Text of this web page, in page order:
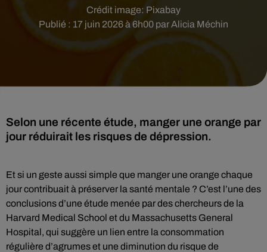
Publié : 17 juin 2026 à 6h00 par Alicia Méchin
Crédit image: Pixabay
Selon une récente étude, manger une orange par
jour réduirait les risques de dépression.
Et si un geste aussi simple que manger une orange chaque
jour contribuait à préserver la santé mentale ? C’est l’une des
conclusions d’une étude menée par des chercheurs de la
Harvard Medical School et du Massachusetts General
Hospital, qui suggère un lien entre la consommation
régulière d’agrumes et une diminution du risque de